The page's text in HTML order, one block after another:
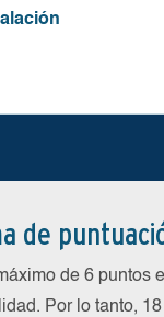
de
de 6 puntos
Por lo tanto,